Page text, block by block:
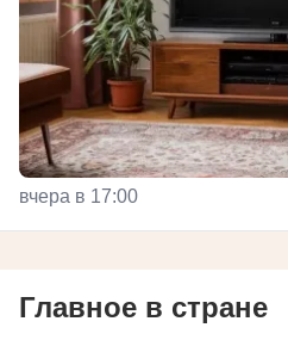
вчера в 17:00
Главное в стране